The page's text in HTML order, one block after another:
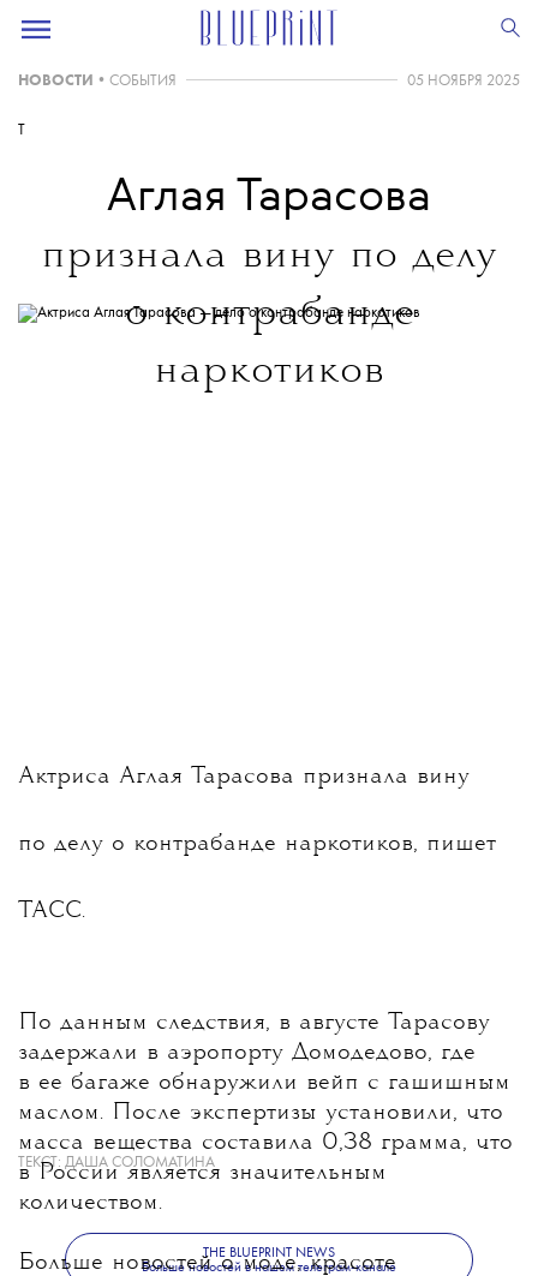
НОВОСТИ • СОБЫТИЯ 05 НОЯБРЯ 2025
T
Аглая Тарасова
признала вину по делу
о контрабанде
наркотиков
Актриса Аглая Тарасова признала вину
по делу о контрабанде наркотиков, пишет
ТАСС.
По данным следствия, в августе Тарасову
задержали в аэропорту Домодедово, где
в ее багаже обнаружили вейп с гашишным
маслом. После экспертизы установили, что
масса вещества составила 0,38 грамма, что
в России является значительным
количеством.
Больше новостей о моде, красоте
ТЕКСТ: ДАША СОЛОМАТИНА
THE BLUEPRINT NEWS
Больше новостей в нашем телеграм-канале